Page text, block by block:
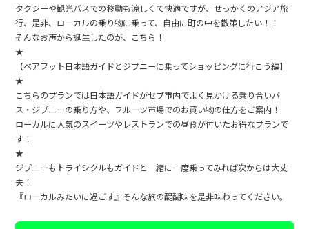
タクシーや観光バスでの移動も涼しくて快適ですが、せっかくのアジア旅
行、是非、ローカルの乗り物に乗って、自由に町の中を散策したい！！
そんなお声から誕生したのが、こちら！
★
【ベアフット日本語ガイドとジプニーに乗ってショッピングに行こう編】
★
こちらのプランでは日本語ガイドがセブ市内でよく見かける乗り合いバ
ス・ジプニーの乗り方や、フルーツ市場でのお買い物の仕方をご案内！
ローカルに人気のスイーツやレストランでの昼食が付いたお得なプランで
す！
★
ジプニーもトライシクルもガイドと一緒に一度乗ってみれば次からは大丈
夫！
『ローカルみたいに過ごす』そんな旅の醍醐味を是非味わってください。